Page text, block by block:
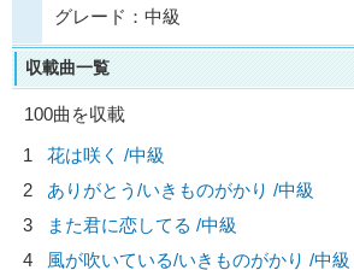
グレード：中級
収載曲一覧
100曲を収載
1
花は咲く /中級
2
ありがとう/いきものがかり /中級
3
また君に恋してる /中級
4
風が吹いている/いきものがかり /中級